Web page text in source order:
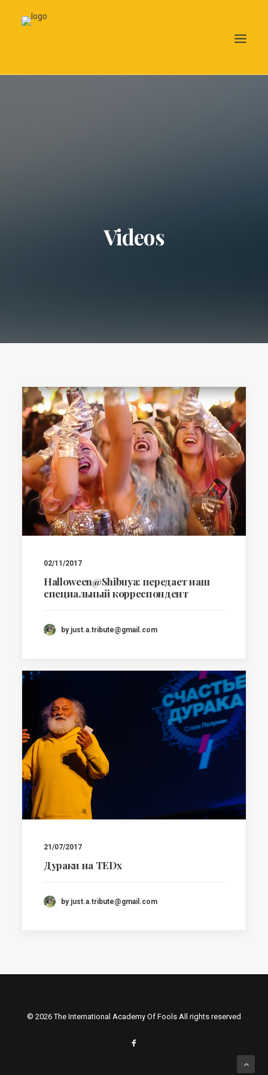
Videos
02/11/2017
Halloween@Shibuya: передает наш
специальный корреспондент
by just.a.tribute@gmail.com
21/07/2017
Дураки на TEDx
by just.a.tribute@gmail.com
© 2026 The International Academy Of Fools All rights reserved